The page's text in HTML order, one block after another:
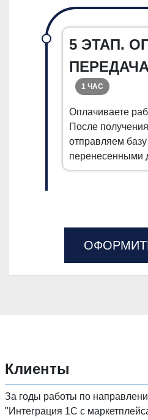
5 ЭТАП.
1 ЧАС
Оплачиваете
После
отправляем
перенесенными
Клиенты
За годы работы по
"Интеграция 1С с